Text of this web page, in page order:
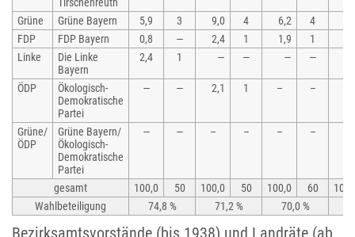
Grüne Grüne Bayern 5,9 3 9,0 4 6,2 4
FDP
FDP Bayern 0,8 — 2,4 1 1,9 1
Linke
Die Linke
Bayern
2,4 1 — — — —
ÖDP
Ökologisch-
Demokratische
Partei
— — 2,1 1 – –
Grüne/
ÖDP
Grüne Bayern/
Ökologisch-
Demokratische
Partei
— — – – – –
gesamt 100,0 50 100,0 50 100,0 60
Wahlbeteiligung
74,8 % 71,2 % 70,0 %
Bezirksamtsvorstände (bis 1938) und Landräte (ab